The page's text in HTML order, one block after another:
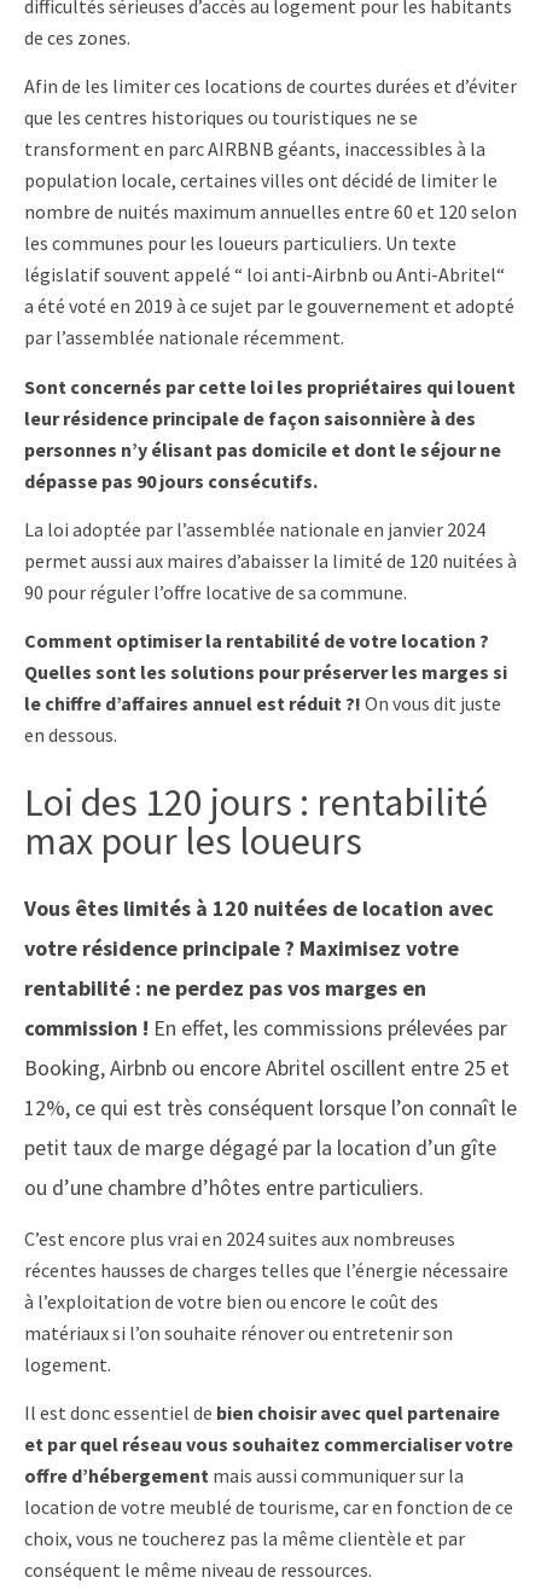
difficultés sérieuses d’accès au logement pour les habitants
de ces zones.
Afin de les limiter ces locations de courtes durées et d’éviter
que les centres historiques ou touristiques ne se
transforment en parc AIRBNB géants, inaccessibles à la
population locale, certaines villes ont décidé de limiter le
nombre de nuités maximum annuelles entre 60 et 120 selon
les communes pour les loueurs particuliers. Un texte
législatif souvent appelé “ loi anti-Airbnb ou Anti-Abritel“
a été voté en 2019 à ce sujet par le gouvernement et adopté
par l’assemblée nationale récemment.
Sont concernés par cette loi les propriétaires qui louent
leur résidence principale de façon saisonnière à des
personnes n’y élisant pas domicile et dont le séjour ne
dépasse pas 90 jours consécutifs.
La loi adoptée par l’assemblée nationale en janvier 2024
permet aussi aux maires d’abaisser la limité de 120 nuitées à
90 pour réguler l’offre locative de sa commune.
Comment optimiser la rentabilité de votre location ?
Quelles sont les solutions pour préserver les marges si
le chiffre d’affaires annuel est réduit ?! On vous dit juste
en dessous.
Loi des 120 jours : rentabilité
max pour les loueurs
Vous êtes limités à 120 nuitées de location avec
votre résidence principale ? Maximisez votre
rentabilité : ne perdez pas vos marges en
commission ! En effet, les commissions prélevées par
Booking, Airbnb ou encore Abritel oscillent entre 25 et
12%, ce qui est très conséquent lorsque l’on connaît le
petit taux de marge dégagé par la location d’un gîte
ou d’une chambre d’hôtes entre particuliers.
C’est encore plus vrai en 2024 suites aux nombreuses
récentes hausses de charges telles que l’énergie nécessaire
à l’exploitation de votre bien ou encore le coût des
matériaux si l’on souhaite rénover ou entretenir son
logement.
Il est donc essentiel de bien choisir avec quel partenaire
et par quel réseau vous souhaitez commercialiser votre
offre d’hébergement mais aussi communiquer sur la
location de votre meublé de tourisme, car en fonction de ce
choix, vous ne toucherez pas la même clientèle et par
conséquent le même niveau de ressources.